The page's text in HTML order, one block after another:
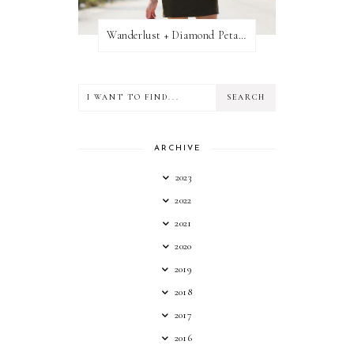
Wanderlust + Diamond Petal Giveaway
ARCHIVE
2023
2022
2021
2020
2019
2018
2017
2016